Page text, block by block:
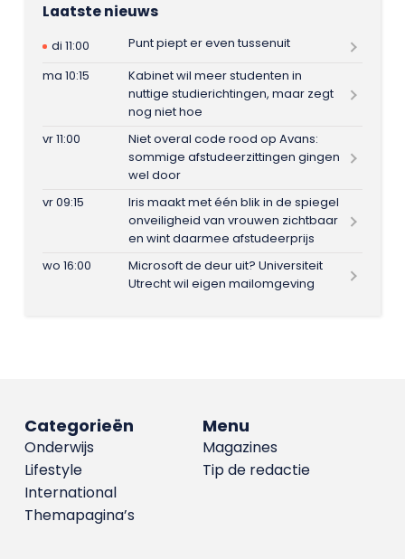
Laatste nieuws
di 11:00
Punt piept er even tussenuit
ma 10:15
Kabinet wil meer studenten in
nuttige studierichtingen, maar zegt
nog niet hoe
vr 11:00
Niet overal code rood op Avans:
sommige afstudeerzittingen gingen
wel door
vr 09:15
Iris maakt met één blik in de spiegel
onveiligheid van vrouwen zichtbaar
en wint daarmee afstudeerprijs
wo 16:00
Microsoft de deur uit? Universiteit
Utrecht wil eigen mailomgeving
Menu
Magazines
Tip de redactie
Categorieën
Onderwijs
Lifestyle
International
Themapagina’s